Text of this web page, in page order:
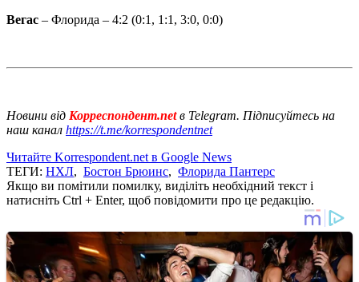
Вегас – Флорида – 4:2 (0:1, 1:1, 3:0, 0:0)
Новини від Корреспондент.netв Telegram. Підписуйтесь на
наш канал https://t.me/korrespondentnet
Читайте Korrespondent.net в Google News
ТЕГИ: НХЛ, Бостон Брюинс, Флорида Пантерс
Якщо ви помітили помилку, виділіть необхідний текст і
натисніть Ctrl + Enter, щоб повідомити про це редакцію.